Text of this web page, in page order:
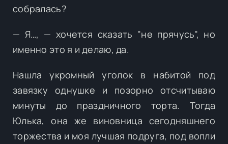
собралась?
— Я…, — хочется сказать "не прячусь", но
именно это я и делаю, да.
Нашла укромный уголок в набитой под
завязку однушке и позорно отсчитываю
минуты до праздничного торта. Тогда
Юлька, она же виновница сегодняшнего
торжества и моя лучшая подруга, под вопли